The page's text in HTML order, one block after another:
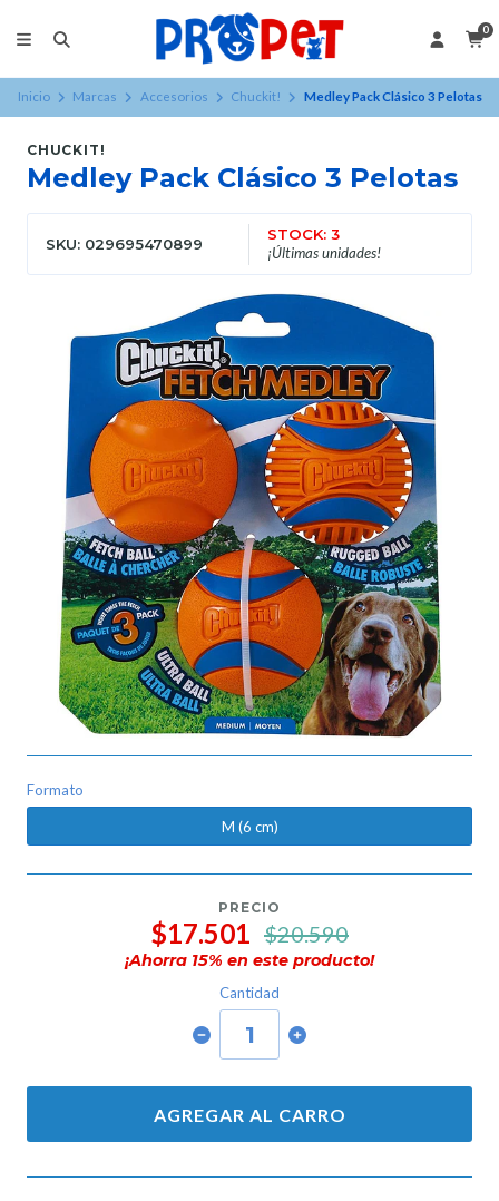
0
Inicio Marcas Accesorios Chuckit! Medley Pack Clásico 3 Pelotas
CHUCKIT!
Medley Pack Clásico 3 Pelotas
SKU: 029695470899
STOCK: 3
¡Últimas unidades!
Formato
M (6 cm)
PRECIO
$17.501 $20.590
¡Ahorra 15% en este producto!
Cantidad
AGREGAR AL CARRO